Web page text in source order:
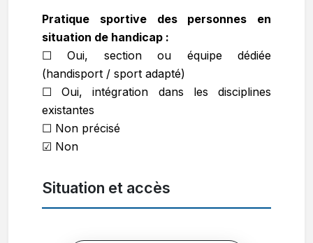
Pratique sportive des personnes en
situation de handicap :
☐ Oui, section ou équipe dédiée
(handisport / sport adapté)
☐ Oui, intégration dans les disciplines
existantes
☐ Non précisé
☑ Non
Situation et accès